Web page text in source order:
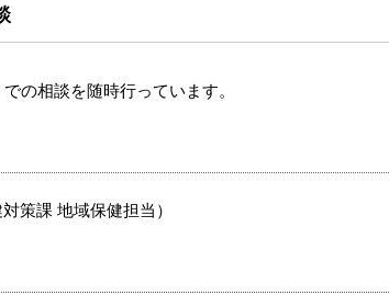
の相談を随時行っています。
策課 地域保健担当）